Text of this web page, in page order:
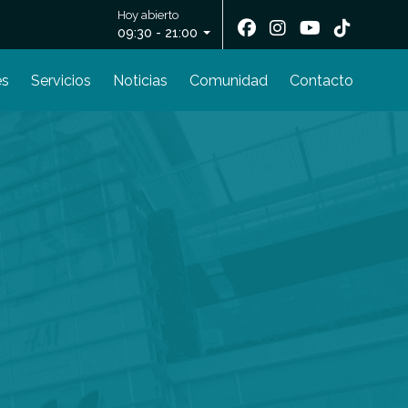
Hoy abierto
09:30 - 21:00
Servicios Noticias Comunidad Contacto